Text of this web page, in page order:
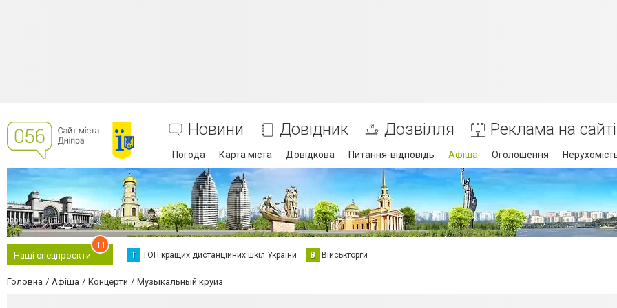
Новини Довідник Дозвілля Реклама на сайті
Погода Карта міста Довідкова Питання-відповідь Афіша Оголошення
Наші спецпроєкти
11
Т ТОП кращих дистанційних шкіл України В Військторги
Головна Афіша Концерти Музыкальный круиз